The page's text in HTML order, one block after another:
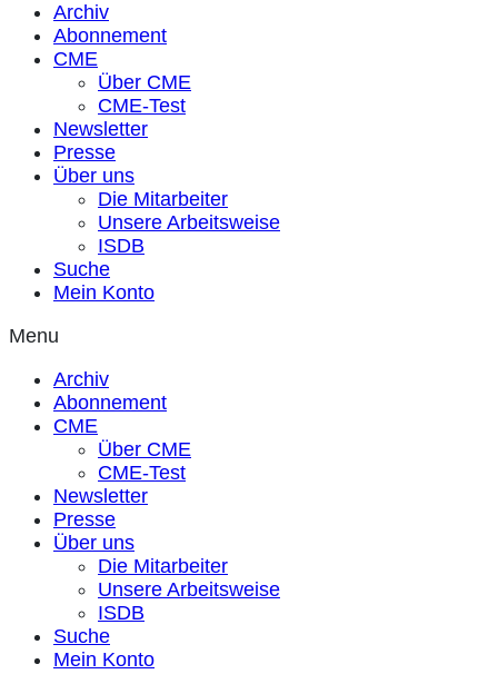
Archiv
Abonnement
CME
Über CME
CME-Test
Newsletter
Presse
Über uns
Die Mitarbeiter
Unsere Arbeitsweise
ISDB
Suche
Mein Konto
Menu
Archiv
Abonnement
CME
Über CME
CME-Test
Newsletter
Presse
Über uns
Die Mitarbeiter
Unsere Arbeitsweise
ISDB
Suche
Mein Konto